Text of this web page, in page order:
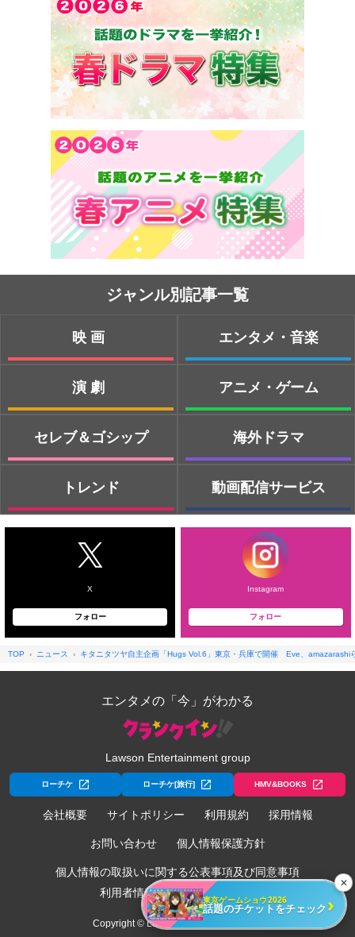
ジャンル別記事一覧
映画
演劇
セレブ＆ゴシップ
トレンド
エンタメ・音楽
アニメ・ゲーム
海外ドラマ
動画配信サービス
X
フォロー
Instagram
フォロー
TOP ニュース キタニタツヤ自主企画「Hugs Vol.6」東京・兵庫で開催 Eve、amazarashi
エンタメの「今」がわかる
Lawson Entertainment group
ローチケ ローチケ[旅行] HMV&BOOKS
会社概要 サイトポリシー 利用規約 採用情報
お問い合わせ 個人情報保護方針
個人情報の取扱いに関する公表事項及び同意事項
利用者情報の外部送信について
Copyright © Lawson Entertainment, Inc.
✕
東京ゲームショウ2026
話題のチケットをチェック ›